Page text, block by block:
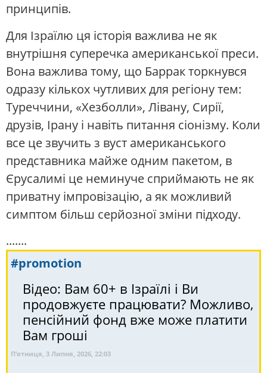
принципів.
Для Ізраїлю ця історія важлива не як
внутрішня суперечка американської преси.
Вона важлива тому, що Баррак торкнувся
одразу кількох чутливих для регіону тем:
Туреччини, «Хезболли», Лівану, Сирії,
друзів, Ірану і навіть питання сіонізму. Коли
все це звучить з вуст американського
представника майже одним пакетом, в
Єрусалимі це неминуче сприймають не як
приватну імпровізацію, а як можливий
симптом більш серйозної зміни підходу.
.......
#promotion
Відео: Вам 60+ в Ізраїлі і Ви
продовжуєте працювати? Можливо,
пенсійний фонд вже може платити
Вам гроші
П’ятниця, 3 Липня, 2026, 22:03